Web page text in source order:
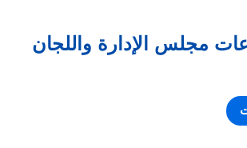
مجلس الإدارة واللجان